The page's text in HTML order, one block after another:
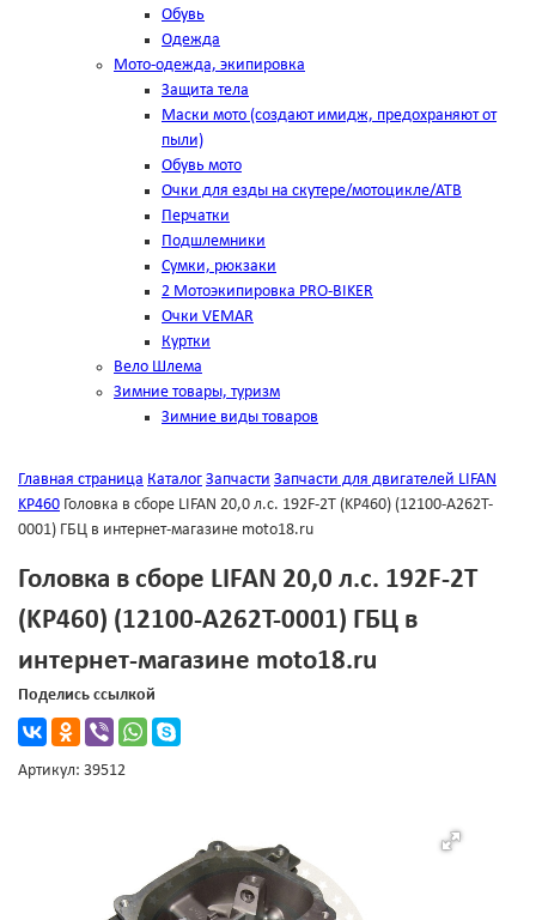
Обувь
Одежда
Мото-одежда, экипировка
Защита тела
Маски мото (создают имидж, предохраняют от
пыли)
Обувь мото
Очки для езды на скутере/мотоцикле/АТВ
Перчатки
Подшлемники
Сумки, рюкзаки
2 Мотоэкипировка PRO-BIKER
Очки VEMAR
Куртки
Вело Шлема
Зимние товары, туризм
Зимние виды товаров
Главная страница Каталог Запчасти Запчасти для двигателей LIFAN
KP460 Головка в сборе LIFAN 20,0 л.с. 192F-2T (KP460) (12100-A262T-
0001) ГБЦ в интернет-магазине moto18.ru
Головка в сборе LIFAN 20,0 л.с. 192F-2T
(KP460) (12100-A262T-0001) ГБЦ в
интернет-магазине moto18.ru
Поделись ссылкой
Артикул: 39512